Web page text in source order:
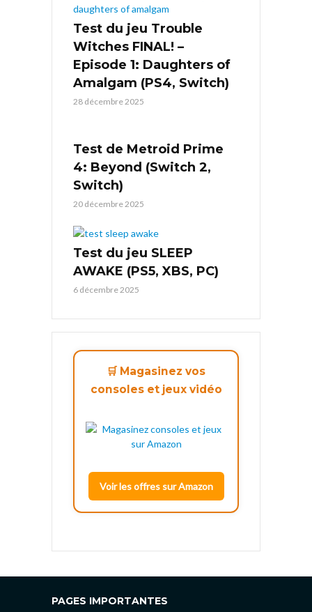
Test du jeu Trouble
Witches FINAL! –
Episode 1: Daughters of
Amalgam (PS4, Switch)
28 décembre 2025
Test de Metroid Prime
4: Beyond (Switch 2,
Switch)
20 décembre 2025
Test du jeu SLEEP
AWAKE (PS5, XBS, PC)
6 décembre 2025
🛒 Magasinez vos
consoles et jeux vidéo
Voir les offres sur Amazon
PAGES IMPORTANTES